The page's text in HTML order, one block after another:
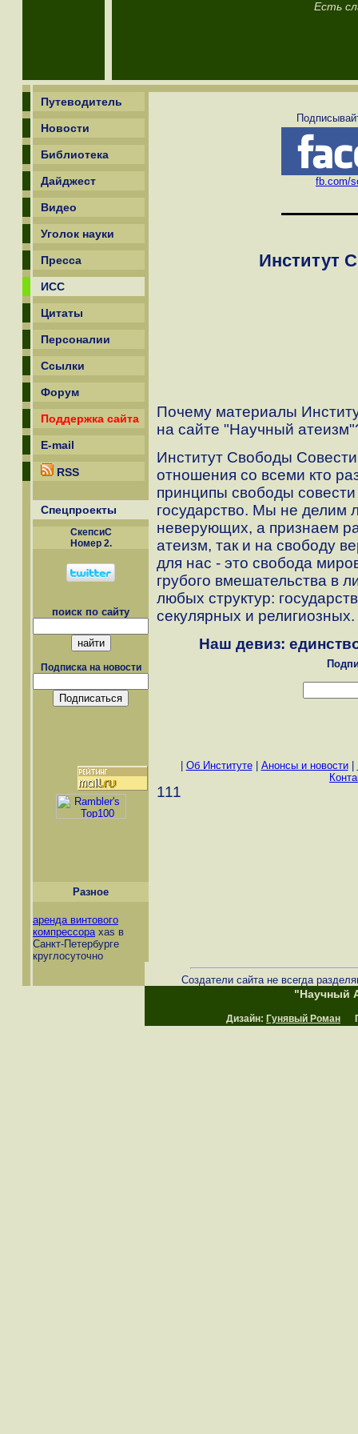
Есть
Путеводитель
Новости
Библиотека
Дайджест
Видео
Уголок науки
Пресса
ИСС
Цитаты
Персоналии
Ссылки
Форум
Поддержка сайта
E-mail
RSS
Спецпроекты
СкепсиС
Номер 2.
поиск по сайту
Подписка на новости
Разное
аренда винтового
компрессора xas в
Санкт-Петербурге
круглосуточно
fb.com/
Институт
Почему материалы
на сайте "Научный
Институт Свободы
отношения со всеми кто
принципы свободы совести
государство. Мы не делим
неверующих, а признаем
атеизм, так и на свободу
для нас - это свобода
грубого вмешательства в
любых структур:
секулярных и религиозных.
Наш девиз:
Об Институте| Анонсы и новости|
111
Создатели сайта не всегда
"Научный
Дизайн: Гунявый Роман